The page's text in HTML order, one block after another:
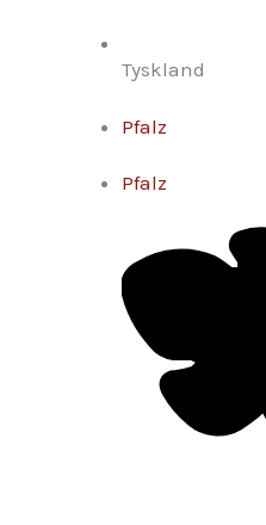
Tyskland
Pfalz
Pfalz